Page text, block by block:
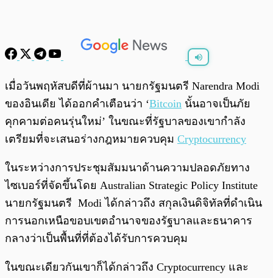
พร้อมเล่น
เมื่อวันพฤหัสบดีที่ผ้านมา นายกรัฐมนตรี Narendra Modi
ของอินเดีย ได้ออกคำเตือนว่า ‘Bitcoin นั้นอาจเป็นภัย
คุกคามต่อคนรุ่นใหม่’ ในขณะที่รัฐบาลของเขากำลัง
เตรียมที่จะเสนอร่างกฎหมายควบคุม Cryptocurrency
ในระหว่างการประชุมสัมมนาด้านความปลอดภัยทาง
ไซเบอร์ที่จัดขึ้นโดย Australian Strategic Policy Institute
นายกรัฐมนตรี Modi ได้กล่าวถึง สกุลเงินดิจิทัลที่ดำเนิน
การนอกเหนือขอบเขตอำนาจของรัฐบาลและธนาคาร
กลางว่าเป็นพื้นที่ที่ต้องได้รับการควบคุม
ในขณะเดียวกันเขาก็ได้กล่าวถึง Cryptocurrency และ